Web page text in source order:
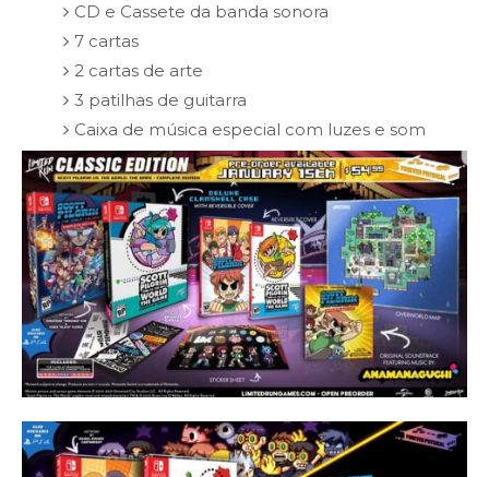
CD e Cassete da banda sonora
7 cartas
2 cartas de arte
3 patilhas de guitarra
Caixa de música especial com luzes e som